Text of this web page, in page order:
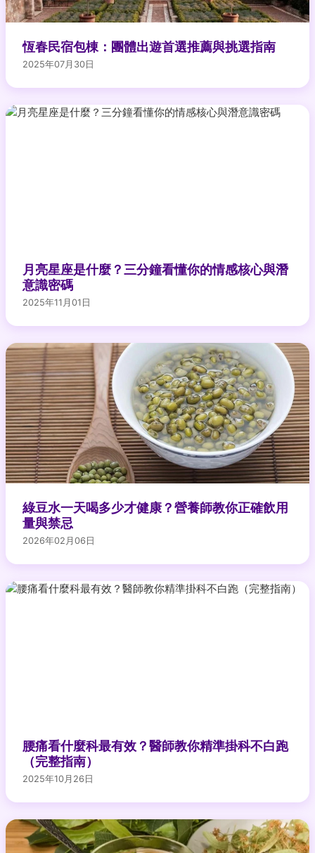
恆春民宿包棟：團體出遊首選推薦與挑選指南
2025年07月30日
月亮星座是什麼？三分鐘看懂你的情感核心與潛
意識密碼
2025年11月01日
綠豆水一天喝多少才健康？營養師教你正確飲用
量與禁忌
2026年02月06日
腰痛看什麼科最有效？醫師教你精準掛科不白跑
（完整指南）
2025年10月26日